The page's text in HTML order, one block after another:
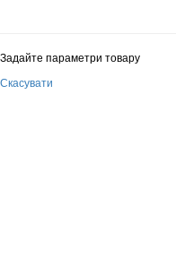
Задайте параметри товару
Скасувати